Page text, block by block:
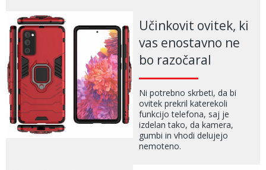
Učinkovit ovitek, ki
vas enostavno ne
bo razočaral
Ni potrebno skrbeti, da bi
ovitek prekril katerekoli
funkcijo telefona, saj je
izdelan tako, da kamera,
gumbi in vhodi delujejo
nemoteno.